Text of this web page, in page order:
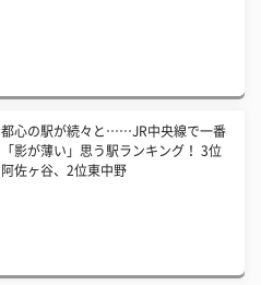
都心の駅が続々と……JR中央線で一番
「影が薄い」思う駅ランキング！ 3位
阿佐ヶ谷、2位東中野